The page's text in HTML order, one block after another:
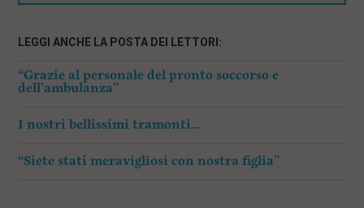
LEGGI ANCHE LA POSTA DEI LETTORI:
“Grazie al personale del pronto soccorso e
dell’ambulanza”
I nostri bellissimi tramonti…
“Siete stati meravigliosi con nostra figlia”